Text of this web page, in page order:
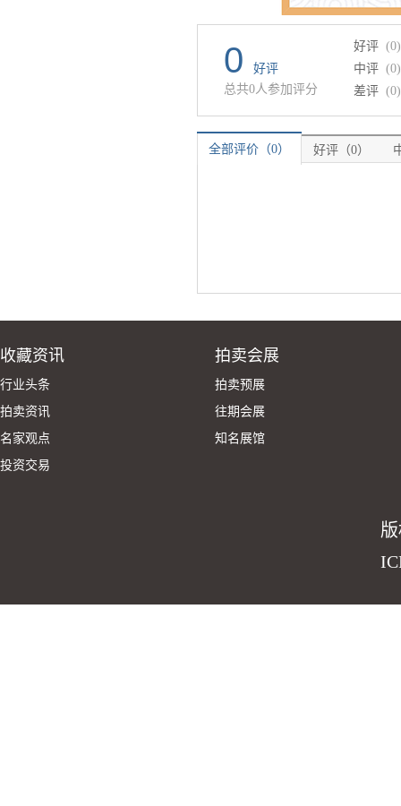
0
好评
总共0人参加评分
好评 (0)
中评 (0)
差评 (0)
全部评价（0） 好评（0）
收藏资讯
行业头条
拍卖资讯
名家观点
投资交易
拍卖会展
拍卖预展
往期会展
知名展馆